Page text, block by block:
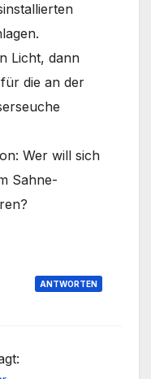
Licht, dann
die an der
Wer will sich
Sahne-
ANTWORTEN